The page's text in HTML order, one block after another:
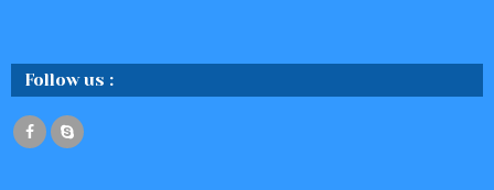
Follow us :